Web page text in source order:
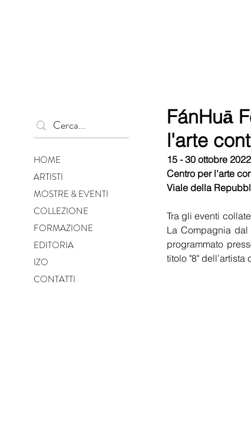
HOME
ARTISTI
MOSTRE & EVENTI
COLLEZIONE
FORMAZIONE
EDITORIA
IZO
CONTATTI
FánHuā
l'arte
15 - 30 ottobre 2022
Centro per l'arte
Viale della
Tra gli eventi
La Compagnia dal
programmato
titolo "8"